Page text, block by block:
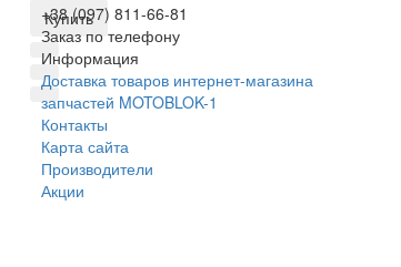
Купить
+38 (097) 811-66-81
Заказ по телефону
Информация
Доставка товаров интернет-магазина
запчастей MOTOBLOK-1
Контакты
Карта сайта
Производители
Акции